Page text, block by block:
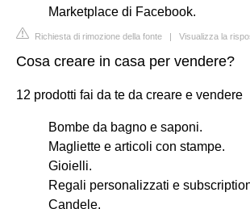
Marketplace di Facebook.
Richiesta di rimozione della fonte | Visualizza la
Cosa creare in casa per vendere?
12 prodotti fai da te da creare e vendere
Bombe da bagno e saponi.
Magliette e articoli con stampe.
Gioielli.
Regali personalizzati e
Candele.